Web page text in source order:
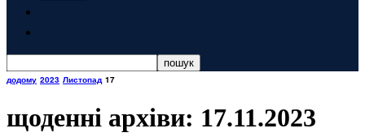
додому 2023 Листопад 17
щоденні архіви: 17.11.2023